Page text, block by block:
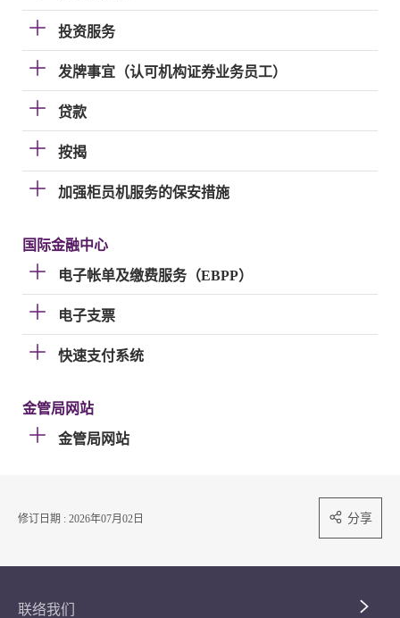
投资服务
发牌事宜（认可机构证券业务员工）
贷款
按揭
加强柜员机服务的保安措施
国际金融中心
电子帐单及缴费服务（EBPP）
电子支票
快速支付系统
金管局网站
金管局网站
修订日期 : 2026年07月02日 分享
联络我们